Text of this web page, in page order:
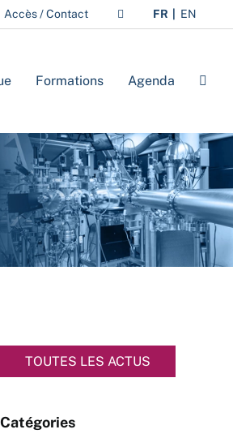
Accès / Contact FR EN
Formations Agenda
TOUTES LES ACTUS
Catégories